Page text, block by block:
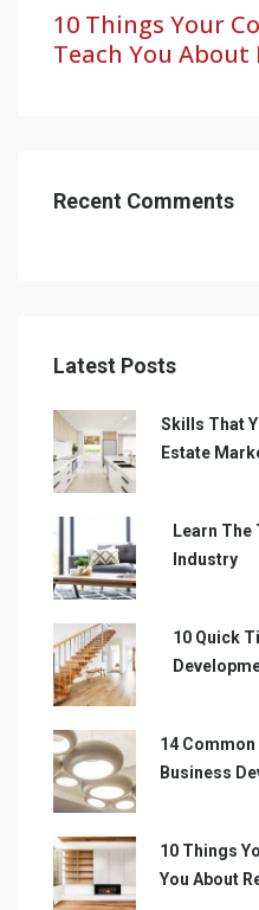
10 Things Your
Teach You About
Recent Comments
Latest Posts
Skills That
Estate
Learn The
Industry
10 Quick
14
Business
10 Things
You About